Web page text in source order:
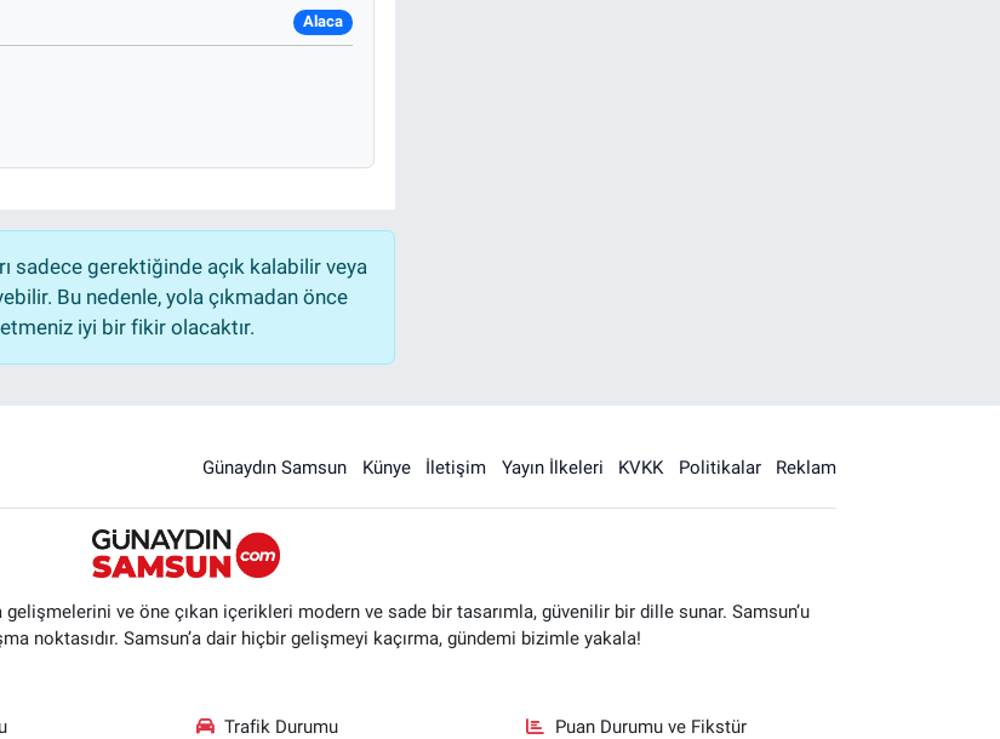
Alaca
sadece gerektiğinde açık kalabilir veya
Bu nedenle, yola çıkmadan önce
iyi bir fikir olacaktır.
Günaydın Samsun Künye İletişim Yayın İlkeleri KVKK Politikalar Reklam
ve öne çıkan içerikleri modern ve sade bir tasarımla, güvenilir bir dille sunar. Samsun’u
noktasıdır. Samsun’a dair hiçbir gelişmeyi kaçırma, gündemi bizimle yakala!
Trafik Durumu Puan Durumu ve Fikstür